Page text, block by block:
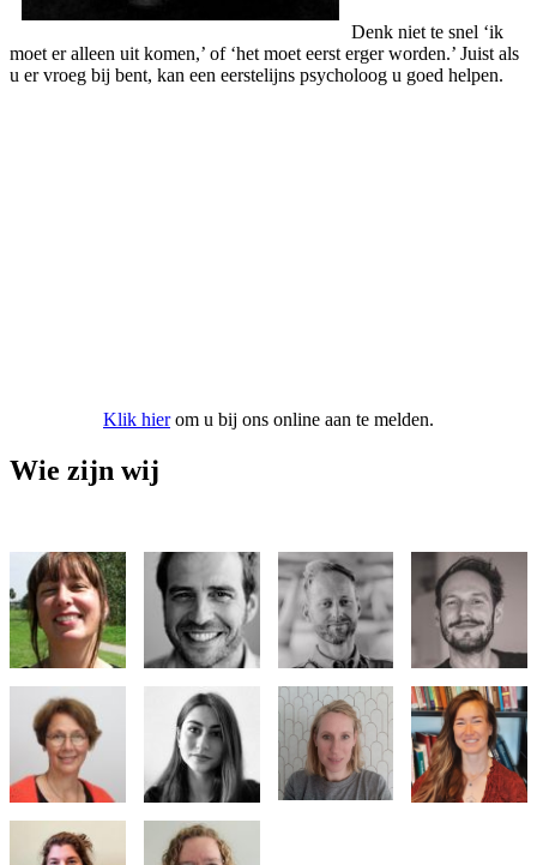
Denk niet te snel ‘ik
moet er alleen uit komen,’ of ‘het moet eerst erger worden.’ Juist als
u er vroeg bij bent, kan een eerstelijns psycholoog u goed helpen.
Klik hierom u bij ons online aan te melden.
Wie zijn wij